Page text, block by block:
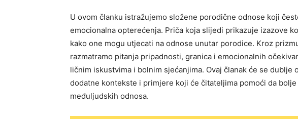
U ovom članku istražujemo složene porodične odnose koji
emocionalna opterećenja. Priča koja slijedi prikazuje izazove
kako one mogu utjecati na odnose unutar porodice. Kroz
razmatramo pitanja pripadnosti, granica i emocionalnih
ličnim iskustvima i bolnim sjećanjima. Ovaj članak će se dublje
dodatne kontekste i primjere koji će čitateljima pomoći da
međuljudskih odnosa.